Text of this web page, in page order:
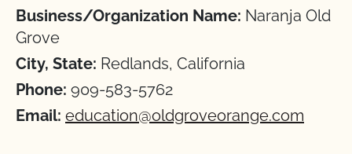
Business/Organization Name: Naranja Old
Grove
City, State: Redlands, California
Phone: 909-583-5762
Email: education@oldgroveorange.com